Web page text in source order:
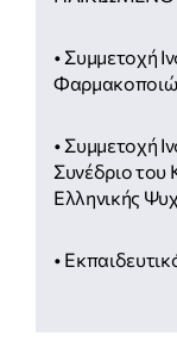
• Συμμετοχή
• Συμμετοχή
Συνέδριο του
Ελληνικής
•